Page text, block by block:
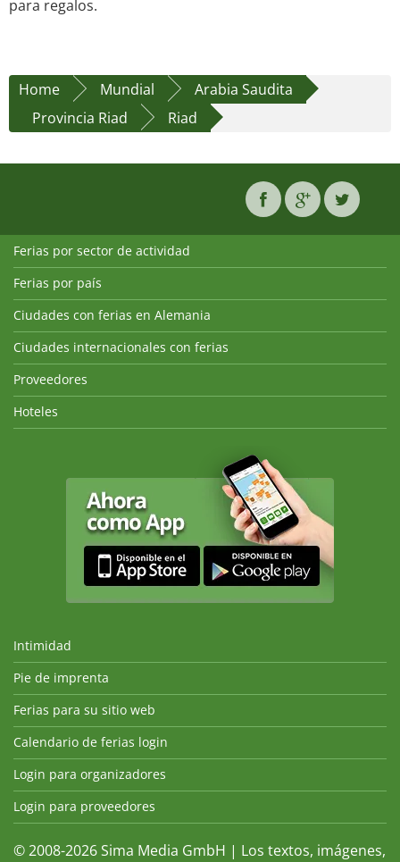
para regalos.
Home Mundial
Arabia Saudita
Provincia Riad
Riad
Ferias por sector de actividad
Ferias por país
Ciudades con ferias en Alemania
Ciudades internacionales con ferias
Proveedores
Hoteles
Intimidad
Pie de imprenta
Ferias para su sitio web
Calendario de ferias login
Login para organizadores
Login para proveedores
© 2008-2026 Sima Media GmbH | Los textos, imágenes,